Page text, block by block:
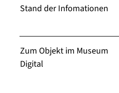
Stand der Infomationen
Zum Objekt im Museum
Digital